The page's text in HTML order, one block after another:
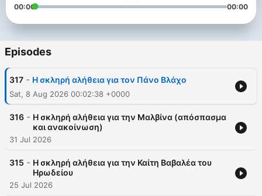
00:00 00:00
Episodes
317 - H σκληρή αλήθεια για τον Πάνο Βλάχο
Sat, 8 Aug 2026 00:02:38 +0000
316 - H σκληρή αλήθεια για την Μαλβίνα (απόσπασμα
και ανακοίνωση)
31 Jul 2026
315 - Η σκληρή αλήθεια για την Καίτη Βαβαλέα του
Ηρωδείου
25 Jul 2026